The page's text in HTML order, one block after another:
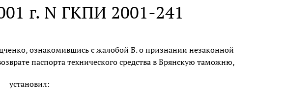
г. N ГКПИ 2001-241
ознакомившись с жалобой Б. о признании незаконной
паспорта технического средства в Брянскую таможню,
установил: